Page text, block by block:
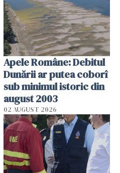
Apele Române: Debitul
Dunării ar putea coborî
sub minimul istoric din
august 2003
02 AUGUST 2026